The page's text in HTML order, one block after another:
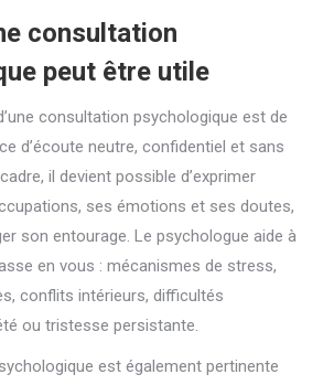
consultation
peut être utile
consultation psychologique est de
d’écoute neutre, confidentiel et sans
il devient possible d’exprimer
ses émotions et ses doutes,
son entourage. Le psychologue aide à
en vous : mécanismes de stress,
conflits intérieurs, difficultés
ou tristesse persistante.
est également pertinente